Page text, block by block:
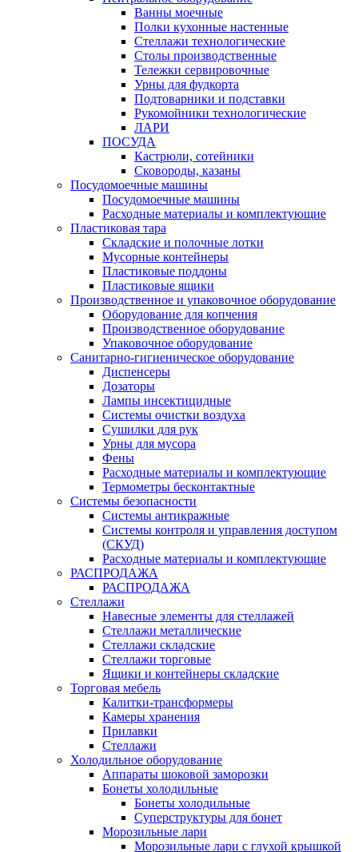
Ванны моечные
Полки кухонные настенные
Стеллажи технологические
Столы производственные
Тележки сервировочные
Урны для фудкорта
Подтоварники и подставки
Рукомойники технологические
ЛАРИ
ПОСУДА
Кастрюли, сотейники
Сковороды, казаны
Посудомоечные машины
Посудомоечные машины
Расходные материалы и комплектующие
Пластиковая тара
Складские и полочные лотки
Мусорные контейнеры
Пластиковые поддоны
Пластиковые ящики
Производственное и упаковочное оборудование
Оборудование для копчения
Производственное оборудование
Упаковочное оборудование
Санитарно-гигиеническое оборудование
Диспенсеры
Дозаторы
Лампы инсектицидные
Системы очистки воздуха
Сушилки для рук
Урны для мусора
Фены
Расходные материалы и комплектующие
Термометры бесконтактные
Системы безопасности
Системы антикражные
Системы контроля и управления доступом
(СКУД)
Расходные материалы и комплектующие
РАСПРОДАЖА
РАСПРОДАЖА
Стеллажи
Навесные элементы для стеллажей
Стеллажи металлические
Стеллажи складские
Стеллажи торговые
Ящики и контейнеры складские
Торговая мебель
Калитки-трансформеры
Камеры хранения
Прилавки
Стеллажи
Холодильное оборудование
Аппараты шоковой заморозки
Бонеты холодильные
Бонеты холодильные
Суперструктуры для бонет
Морозильные лари
Морозильные лари с глухой крышкой